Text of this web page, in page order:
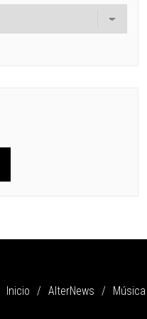
Inicio AlterNews Música